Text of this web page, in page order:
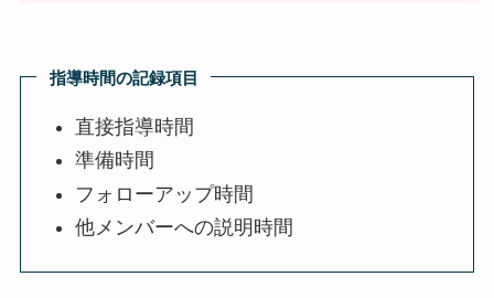
指導時間の記録項目
直接指導時間
準備時間
フォローアップ時間
他メンバーへの説明時間